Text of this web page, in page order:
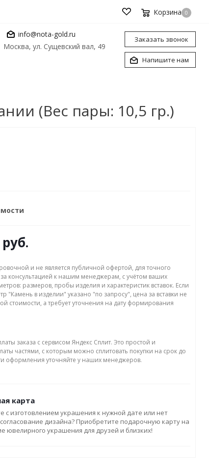
Корзина 0
info@nota-gold.ru
Москва, ул. Сущевский вал, 49
Заказать звонок
Напишите нам
(Вес пары: 10,5 гр.)
и не является публичной офертой, для точного
консультацией к нашим менеджерам, с учётом ваших
размеров, пробы изделия и характеристик вставок. Если
"Камень в изделии" указано "по запросу", цена за вставки не
стоимости, а требует уточнения на дату формирования
заказа с сервисом Яндекс Сплит. Это простой и
частями, с которым можно сплитовать покупки на срок до
оформления уточняйте у наших менеджеров.
карта
с изготовлением украшения к нужной дате или нет
дизайна? Приобретите подарочную карту на
ювелирного украшения для друзей и близких!